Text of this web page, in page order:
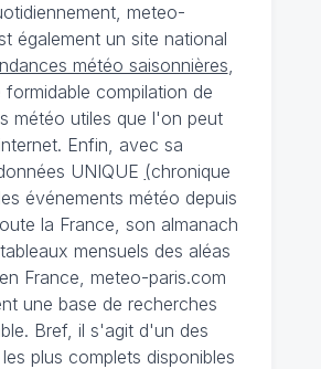
meteo-
également un site national
météo saisonnières,
formidable compilation de
météo utiles que l'on peut
Enfin, avec sa
UNIQUE (chronique
événements météo depuis
la France, son almanach
mensuels des aléas
France, meteo-paris.com
une base de recherches
Bref, il s'agit d'un des
plus complets disponibles